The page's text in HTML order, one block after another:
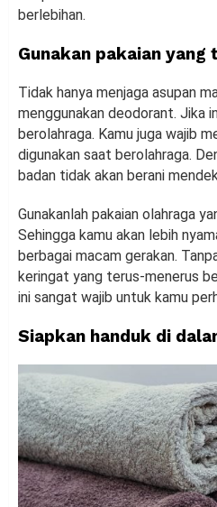
berlebihan.
Gunakan pakaian yang
Tidak hanya menjaga asupan
menggunakan deodorant. Jika
berolahraga. Kamu juga wajib
digunakan saat berolahraga.
badan tidak akan berani
Gunakanlah pakaian olahraga
Sehingga kamu akan lebih
berbagai macam gerakan.
keringat yang terus-menerus
ini sangat wajib untuk kamu
Siapkan handuk di